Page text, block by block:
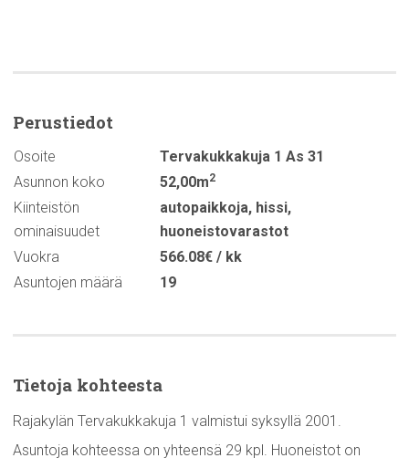
Perustiedot
Osoite
Tervakukkakuja 1 As 31
Asunnon koko
52,00m2
Kiinteistön
ominaisuudet
autopaikkoja, hissi,
huoneistovarastot
Vuokra
566.08€ / kk
Asuntojen määrä
19
Tietoja kohteesta
Rajakylän Tervakukkakuja 1 valmistui syksyllä 2001.
Asuntoja kohteessa on yhteensä 29 kpl. Huoneistot on